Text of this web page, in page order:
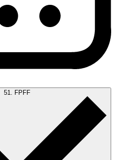
51. FPFF